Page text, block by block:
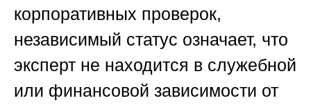
корпоративных проверок,
независимый статус означает, что
эксперт не находится в служебной
или финансовой зависимости от